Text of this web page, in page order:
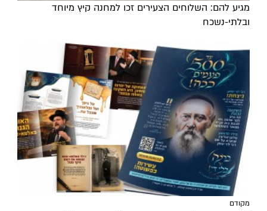
מגיע להם: השלוחים הצעירים זכו למחנה קיץ מיוחד
ובלתי-נשכח
מקודם